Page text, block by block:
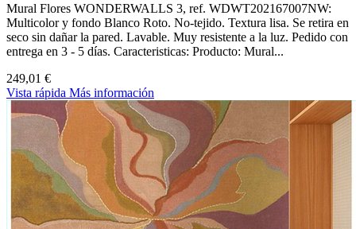
Mural Flores WONDERWALLS 3, ref. WDWT202167007NW:
Multicolor y fondo Blanco Roto. No-tejido. Textura lisa. Se retira en
seco sin dañar la pared. Lavable. Muy resistente a la luz. Pedido con
entrega en 3 - 5 días. Caracteristicas: Producto: Mural...
249,01 €
Vista rápida Más información